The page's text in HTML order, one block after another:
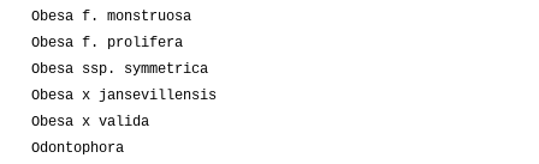
Obesa f. monstruosa
Obesa f. prolifera
Obesa ssp. symmetrica
Obesa x jansevillensis
Obesa x valida
Odontophora